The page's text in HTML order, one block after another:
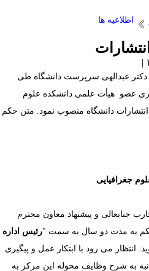
اطلاعیه ها
عبدالهی سرپرست دانشگاه طی
عضو هیأت علمی دانشکده علوم
دانشگاه منصوب نمود. متن حکم
جغرافیایی
و پیشنهاد معاون محترم
به مدت دو سال به سمت " رئیس اداره
می رود با ابتکار عمل و پیگیری
به شرح وظایف محوله این مرکز به